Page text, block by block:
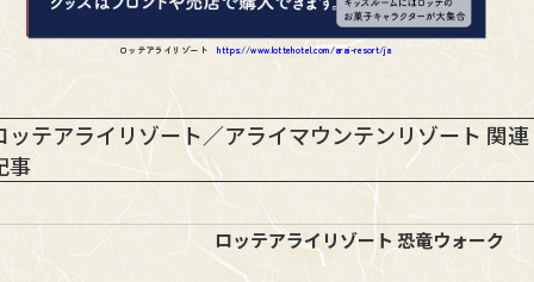
ロッテアライリゾート https://www.lottehotel.com/arai-resort/ja
ッテアライリゾート／アライマウンテンリゾート 関連
事
ロッテアライリゾート 恐竜ウォーク